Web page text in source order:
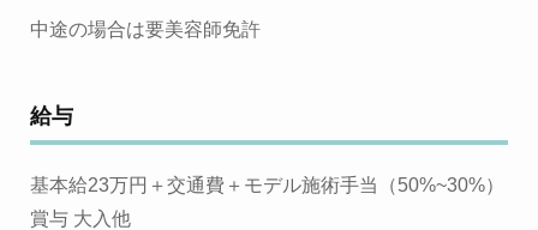
中途の場合は要美容師免許
給与
基本給23万円＋交通費＋モデル施術手当（50%~30%）
賞与 大入他